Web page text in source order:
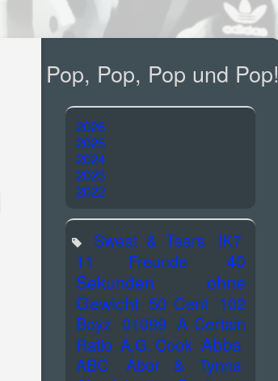
Pop, Pop, Pop und Pop!
2026
2025
2024
2023
2022
Sweat & Tears
!K7
11 Freunde
40
Sekunden ohne
Gewicht 50 Cent 102
Boyz 01099 A Certain
Ratio A.G. Cook Abba
ABC
Abor & Tynna